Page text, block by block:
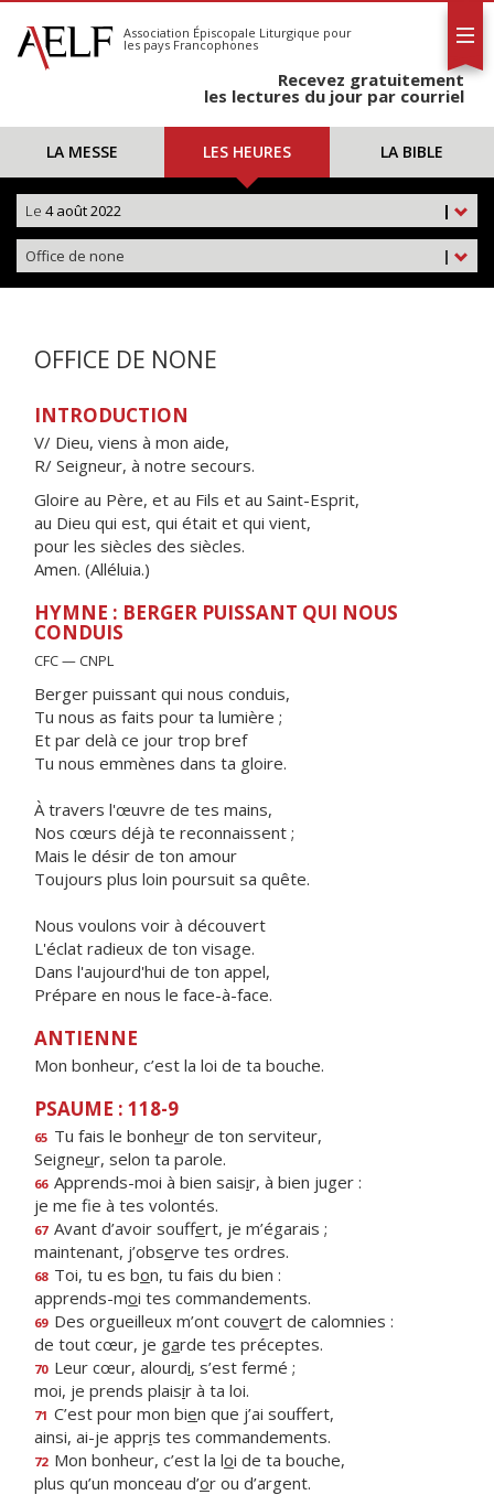
S'abonner
Calendrier
Association Épiscopale Liturgique pour
les pays Francophones
Recevez gratuitement
les lectures du jour par courriel
LA MESSE LES HEURES LA BIBLE
|
Le 4 août 2022
|
Office de none
OFFICE DE NONE
INTRODUCTION
V/ Dieu, viens à mon aide,
R/ Seigneur, à notre secours.
Gloire au Père, et au Fils et au Saint-Esprit,
au Dieu qui est, qui était et qui vient,
pour les siècles des siècles.
Amen. (Alléluia.)
HYMNE : BERGER PUISSANT QUI NOUS
CONDUIS
CFC — CNPL
Berger puissant qui nous conduis,
Tu nous as faits pour ta lumière ;
Et par delà ce jour trop bref
Tu nous emmènes dans ta gloire.
À travers l'œuvre de tes mains,
Nos cœurs déjà te reconnaissent ;
Mais le désir de ton amour
Toujours plus loin poursuit sa quête.
Nous voulons voir à découvert
L'éclat radieux de ton visage.
Dans l'aujourd'hui de ton appel,
Prépare en nous le face-à-face.
ANTIENNE
Mon bonheur, c’est la loi de ta bouche.
PSAUME : 118-9
65 Tu fais le bonheur de ton serviteur,
Seigneur, selon ta parole.
66 Apprends-moi à bien saisir, à bien juger :
je me fe à tes volontés.
67 Avant d’avoir souffert, je m’égarais ;
maintenant, j’observe tes ordres.
68 Toi, tu es bon, tu fais du bien :
apprends-moi tes commandements.
69 Des orgueilleux m’ont couvert de calomnies :
de tout cœur, je garde tes préceptes.
70 Leur cœur, alourdi, s’est fermé ;
moi, je prends plaisir à ta loi.
71 C’est pour mon bien que j’ai souffert,
ainsi, ai-je appris tes commandements.
72 Mon bonheur, c’est la loi de ta bouche,
plus qu’un monceau d’or ou d’argent.